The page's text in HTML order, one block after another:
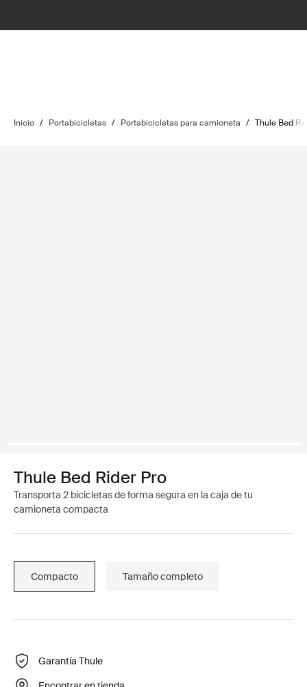
Inicio / Portabicicletas / Portabicicletas para camioneta / Thule Bed
Thule Bed Rider Pro
Transporta 2 bicicletas de forma segura en la caja de tu
camioneta compacta
Compacto Tamaño completo
Garantía Thule